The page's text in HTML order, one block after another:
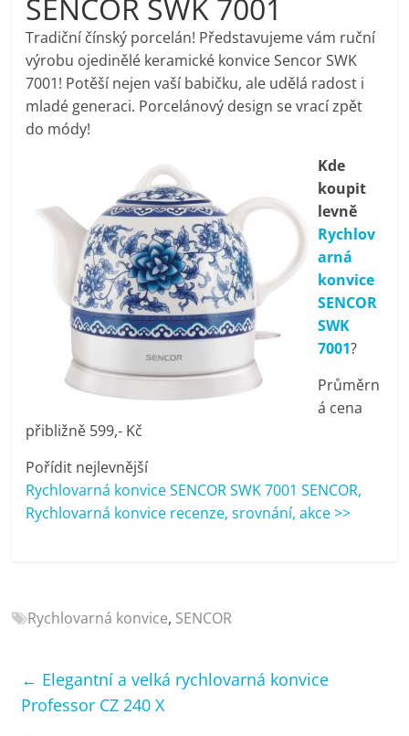
pračky,
televize,
notebooky,
mobilní
telefony,
kávovary,
bazény
Nejlepší
elektronika
porovnání
Elektro
OK,
recenze,
pračky,
kávovary,
SENCOR SWK 7001
Tradiční čínský porcelán! Představujeme vám ruční
výrobu ojedinělé keramické konvice Sencor SWK
7001! Potěší nejen vaší babičku, ale udělá radost i
mladé generaci. Porcelánový design se vrací zpět
do módy!
Kde
koupit
levně
Rychlov
arná
konvice
SENCOR
SWK
7001?
Průměrn
á cena
přibližně 599,- Kč
Pořídit nejlevnější
Rychlovarná konvice SENCOR SWK 7001 SENCOR,
Rychlovarná konvice recenze, srovnání, akce >>
Rychlovarná konvice, SENCOR
← Elegantní a velká rychlovarná konvice
Professor CZ 240 X